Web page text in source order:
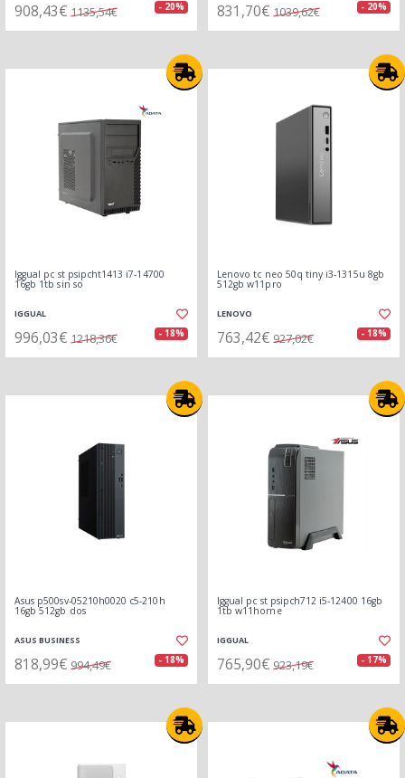
908,43€ 1135,54€ - 20% 831,70€ 1039,62€ - 20%
Iggual pc st psipcht1413 i7-14700
16gb 1tb sin so
IGGUAL
996,03€ 1218,36€ - 18%
Lenovo tc neo 50q tiny i3-1315u 8gb
512gb w11pro
LENOVO
763,42€ 927,02€ - 18%
Asus p500sv-05210h0020 c5-210h
16gb 512gb dos
ASUS BUSINESS
818,99€ 994,49€ - 18%
Iggual pc st psipch712 i5-12400 16gb
1tb w11home
IGGUAL
765,90€ 923,19€ - 17%